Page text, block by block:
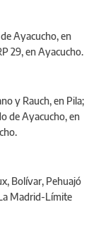
Ayacucho, en
29, en Ayacucho.
y Rauch, en Pila;
de Ayacucho, en
Bolívar, Pehuajó
Madrid-Límite